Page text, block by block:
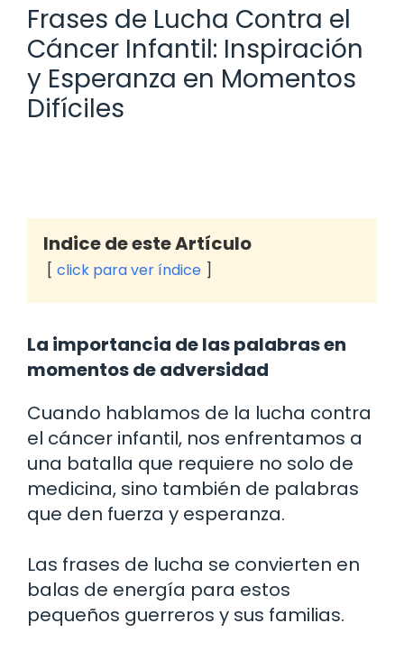
Frases de Lucha Contra el
Cáncer Infantil: Inspiración
y Esperanza en Momentos
Difíciles
Indice de este Artículo
click para ver índice
La importancia de las palabras en
momentos de adversidad
Cuando hablamos de la lucha contra
el cáncer infantil, nos enfrentamos a
una batalla que requiere no solo de
medicina, sino también de palabras
que den fuerza y esperanza.
Las frases de lucha se convierten en
balas de energía para estos
pequeños guerreros y sus familias.